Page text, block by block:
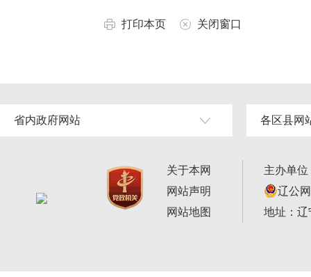
打印本页 关闭窗口
省内政府网站 各区县网
关于本网
网站声明
网站地图
主办单
辽公
地址：辽